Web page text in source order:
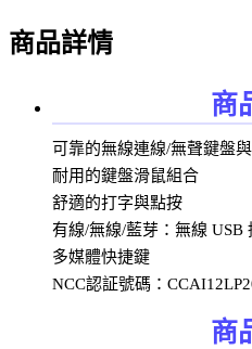
商品詳情
商
可靠的無線連線/無聲鍵盤
耐用的鍵盤滑鼠組合
舒適的打字與點按
有線/無線/藍芽：無線 USB
多媒體快捷鍵
NCC認証號碼：
商